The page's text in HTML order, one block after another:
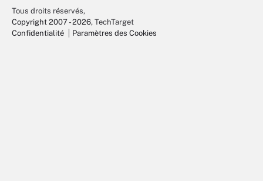
Tous droits réservés,
Copyright 2007 - 2026, TechTarget
Confidentialité
Paramètres des Cookies